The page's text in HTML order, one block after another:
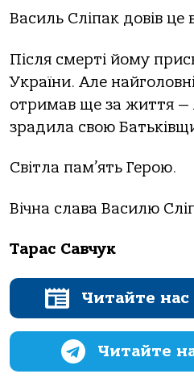
Василь Сліпак довів
Після смерті йому
України. Але
отримав ще за життя
зрадила свою
Світла пам’ять Герою.
Вічна слава Василю
Тарас Савчук
Читайте нас
Читайте